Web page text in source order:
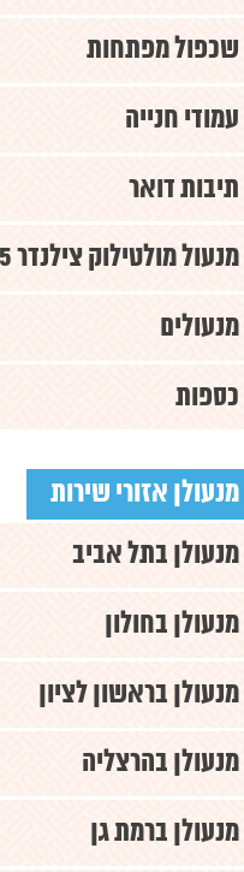
שכפול מפתחות
עמודי חנייה
תיבות דואר
מנעול מולטילוק צילנדר MT5
מנעולים
כספות
מנעולן אזורי שירות
מנעולן בתל אביב
מנעולן בחולון
מנעולן בראשון לציון
מנעולן בהרצליה
מנעולן ברמת גן